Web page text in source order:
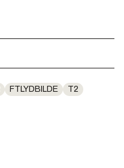
FTLYDBILDE T2